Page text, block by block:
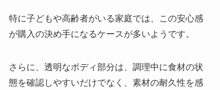
特に子どもや高齢者がいる家庭では、この安心感
が購入の決め手になるケースが多いようです。
さらに、透明なボディ部分は、調理中に食材の状
態を確認しやすいだけでなく、素材の耐久性を感